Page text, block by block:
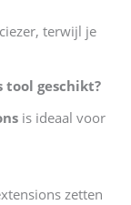
terwijl je
tool geschikt?
is ideaal voor
zetten